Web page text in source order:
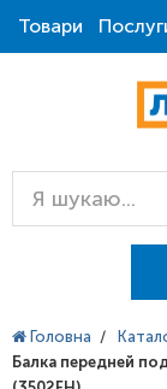
Товари
Головна /
Балка передней